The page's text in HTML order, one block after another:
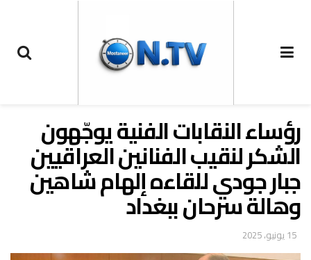
رؤساء النقابات الفنية يوجّهون
الشكر لنقيب الفنانين العراقيين
جبار جودي للقاءه إلهام شاهين
وهالة سرحان ببغداد
15 يونيو، 2025